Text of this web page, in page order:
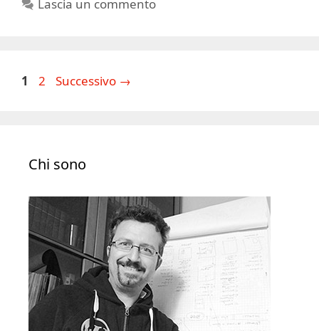
Lascia un commento
Pagina
1 Pagina
2 Successivo →
Chi sono